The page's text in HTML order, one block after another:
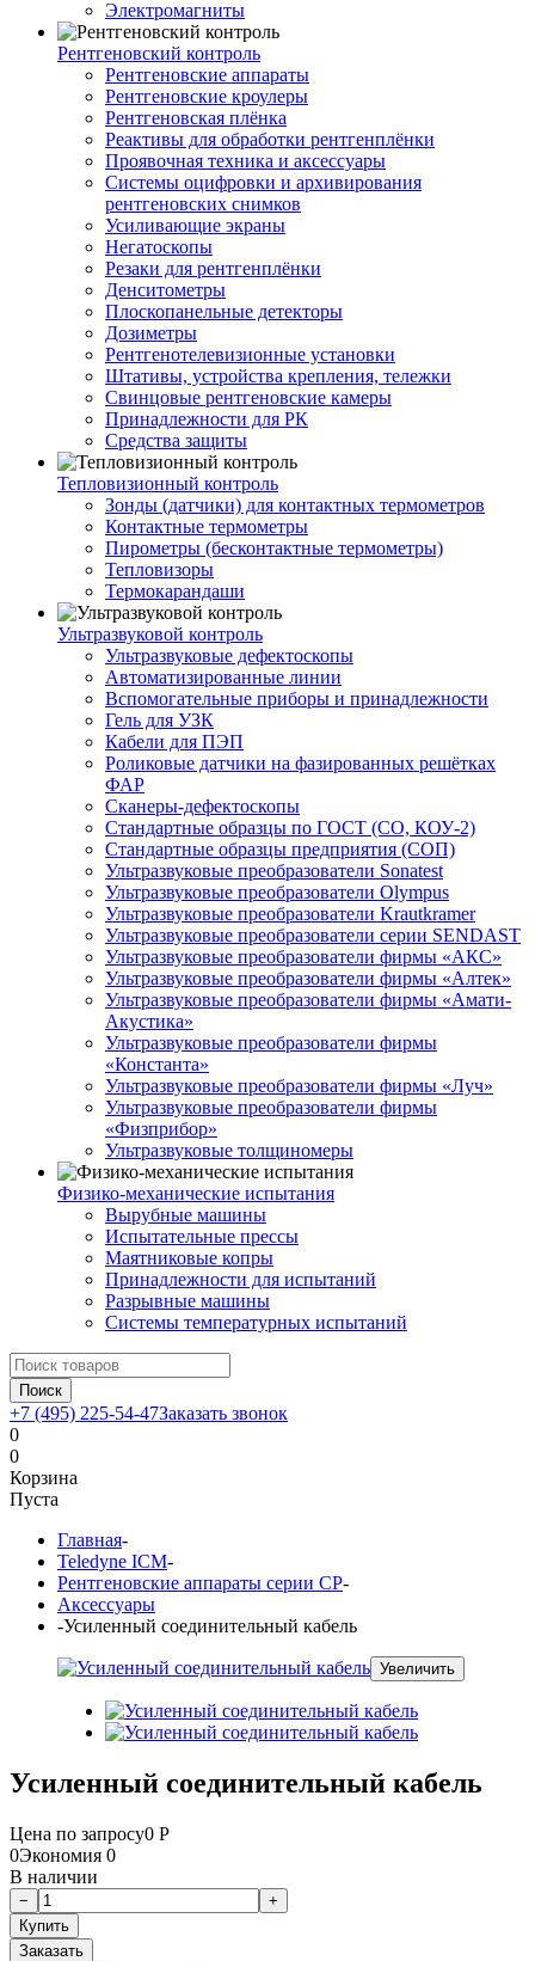
Электромагниты
Рентгеновский контроль
Рентгеновские аппараты
Рентгеновские кроулеры
Рентгеновская плёнка
Реактивы для обработки рентгенплёнки
Проявочная техника и аксессуары
Системы оцифровки и архивирования
рентгеновских снимков
Усиливающие экраны
Негатоскопы
Резаки для рентгенплёнки
Денситометры
Плоскопанельные детекторы
Дозиметры
Рентгенотелевизионные установки
Штативы, устройства крепления, тележки
Свинцовые рентгеновские камеры
Принадлежности для РК
Средства защиты
Тепловизионный контроль
Зонды (датчики) для контактных термометров
Контактные термометры
Пирометры (бесконтактные термометры)
Тепловизоры
Термокарандаши
Ультразвуковой контроль
Ультразвуковые дефектоскопы
Автоматизированные линии
Вспомогательные приборы и принадлежности
Гель для УЗК
Кабели для ПЭП
Роликовые датчики на фазированных решётках
ФАР
Сканеры-дефектоскопы
Стандартные образцы по ГОСТ (СО, КОУ-2)
Стандартные образцы предприятия (СОП)
Ультразвуковые преобразователи Sonatest
Ультразвуковые преобразователи Olympus
Ультразвуковые преобразователи Krautkramer
Ультразвуковые преобразователи серии SENDAST
Ультразвуковые преобразователи фирмы «АКС»
Ультразвуковые преобразователи фирмы «Алтек»
Ультразвуковые преобразователи фирмы «Амати-
Акустика»
Ультразвуковые преобразователи фирмы
«Константа»
Ультразвуковые преобразователи фирмы «Луч»
Ультразвуковые преобразователи фирмы
«Физприбор»
Ультразвуковые толщиномеры
Физико-механические испытания
Вырубные машины
Испытательные прессы
Маятниковые копры
Принадлежности для испытаний
Разрывные машины
Системы температурных испытаний
Поиск
+7 (495) 225-54-47Заказать звонок
0
0
Корзина
Пуста
Главная-
Teledyne ICM-
Рентгеновские аппараты серии CP-
Аксессуары
-Усиленный соединительный кабель
Увеличить
Усиленный соединительный кабель
Цена по запросу0 Р
0Экономия 0
В наличии
Заказать